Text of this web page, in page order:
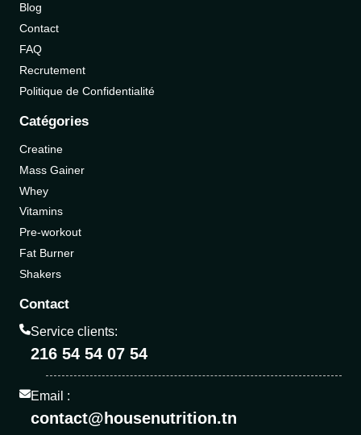
Blog
Contact
FAQ
Recrutement
Politique de Confidentialité
Catégories
Creatine
Mass Gainer
Whey
Vitamins
Pre-workout
Fat Burner
Shakers
Contact
Service clients:
216 54 54 07 54
Email :
contact@housenutrition.tn